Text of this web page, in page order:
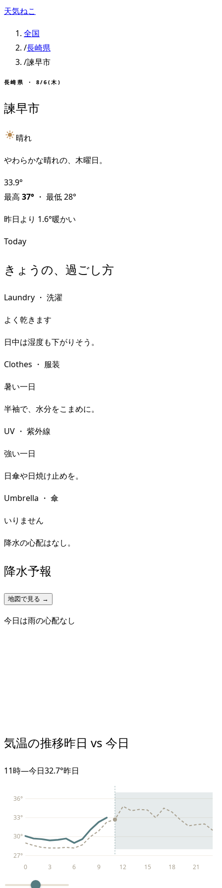
天気ねこ
全国
/長崎県
/諫早市
長崎県 ・ 8/6(木)
諫早市
晴れ
やわらかな晴れの、木曜日。
33.9°
最高 37° ・ 最低28°
昨日より 1.6°暖かい
Today
きょうの、過ごし方
Laundry ・ 洗濯
よく乾きます
日中は湿度も下がりそう。
Clothes ・ 服装
暑い一日
半袖で、水分をこまめに。
UV ・ 紫外線
強い一日
日傘や日焼け止めを。
Umbrella ・ 傘
いりません
降水の心配はなし。
降水予報
地図で見る →
今日は雨の心配なし
気温の推移昨日 vs 今日
11時—今日32.7°昨日
27°
30°
33°
36°
0 3 6 9 12 15 18 21